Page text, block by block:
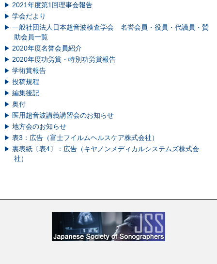
2021年度第1回理事会報告
学会だより
一般社団法人日本超音波検査学会 名誉会員・役員・代議員・賛
助会員一覧
2020年度名誉会員紹介
2020年度功労賞・特別功労賞報告
学術賞報告
投稿規程
編集後記
奥付
医用超音波講義講習会のお知らせ
地方会のお知らせ
表3：広告（富士フイルムヘルスケア株式会社）
裏表紙〔表4〕：広告（キヤノンメディカルシステムズ株式会
社）